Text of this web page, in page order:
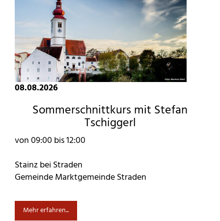
08.08.2026
Sommerschnittkurs mit Stefan
Tschiggerl
von 09:00 bis 12:00
Stainz bei Straden
Gemeinde Marktgemeinde Straden
Mehr erfahren...